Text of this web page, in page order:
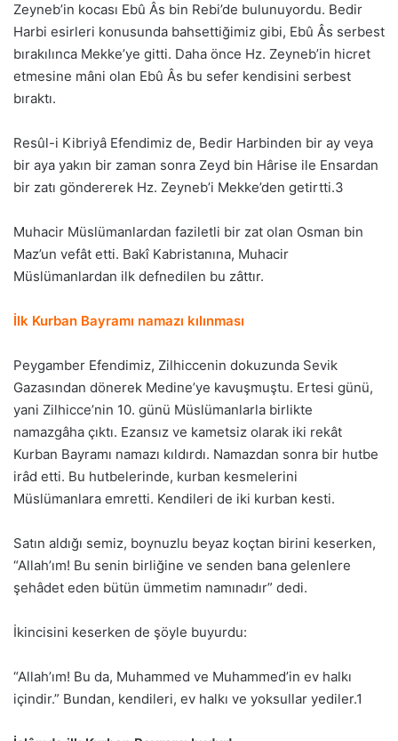
Zeyneb’in kocası Ebû Âs bin Rebi’de bulunuyordu. Bedir
Harbi esirleri konusunda bahsettiğimiz gibi, Ebû Âs serbest
bırakılınca Mekke’ye gitti. Daha önce Hz. Zeyneb’in hicret
etmesine mâni olan Ebû Âs bu sefer kendisini serbest
bıraktı.
Resûl-i Kibriyâ Efendimiz de, Bedir Harbinden bir ay veya
bir aya yakın bir zaman sonra Zeyd bin Hârise ile Ensardan
bir zatı göndererek Hz. Zeyneb’i Mekke’den getirtti.3
Muhacir Müslümanlardan faziletli bir zat olan Osman bin
Maz’un vefât etti. Bakî Kabristanına, Muhacir
Müslümanlardan ilk defnedilen bu zâttır.
İlk Kurban Bayramı namazı kılınması
Peygamber Efendimiz, Zilhiccenin dokuzunda Sevik
Gazasından dönerek Medine’ye kavuşmuştu. Ertesi günü,
yani Zilhicce’nin 10. günü Müslümanlarla birlikte
namazgâha çıktı. Ezansız ve kametsiz olarak iki rekât
Kurban Bayramı namazı kıldırdı. Namazdan sonra bir hutbe
irâd etti. Bu hutbelerinde, kurban kesmelerini
Müslümanlara emretti. Kendileri de iki kurban kesti.
Satın aldığı semiz, boynuzlu beyaz koçtan birini keserken,
“Allah’ım! Bu senin birliğine ve senden bana gelenlere
şehâdet eden bütün ümmetim namınadır” dedi.
İkincisini keserken de şöyle buyurdu:
“Allah’ım! Bu da, Muhammed ve Muhammed’in ev halkı
içindir.” Bundan, kendileri, ev halkı ve yoksullar yediler.1